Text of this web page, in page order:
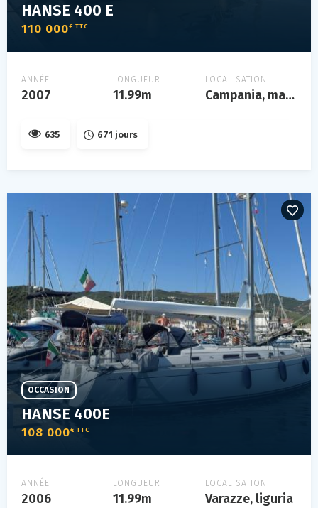
HANSE 400 E
110 000€ TTC
ANNÉE
2007
LONGUEUR
11.99m
LOCALISATION
Campania, mar tirreno
635 671 jours
HANSE 400E
108 000€ TTC
OCCASION
ANNÉE
2006
LONGUEUR
11.99m
LOCALISATION
Varazze, liguria